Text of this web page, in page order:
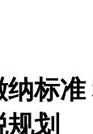
标准
划